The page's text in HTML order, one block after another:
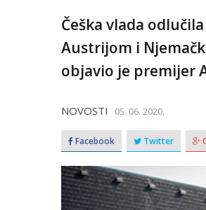
Češka vlada
Austrijom i
objavio je premijer
NOVOSTI 05. 06. 2020.
Facebook Twitter